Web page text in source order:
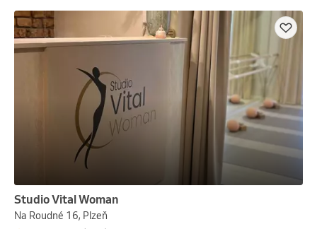
Studio Vital Woman
Na Roudné 16, Plzeň